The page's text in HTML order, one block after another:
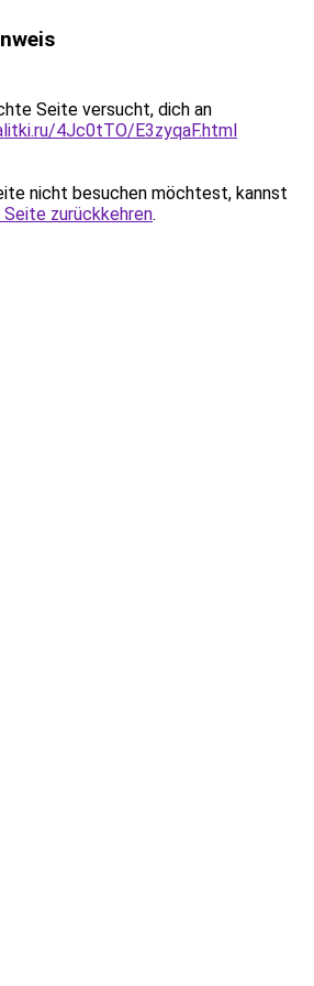
Seite versucht, dich an
4Jc0tTO/E3zyqaF.html
nicht besuchen möchtest, kannst
Seite zurückkehren.